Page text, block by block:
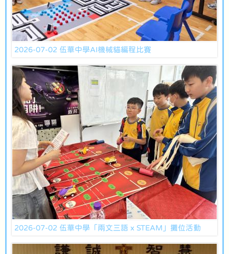
2026-07-02 伍華中學AI機械貓編程比賽
2026-07-02 伍華中學「兩文三語 x STEAM」攤位活動